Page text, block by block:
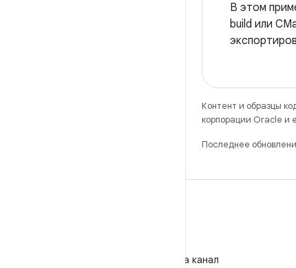
В этом
build или
Контент и образцы
корпорации Oracle и
Последнее
Подпишитесь на канал